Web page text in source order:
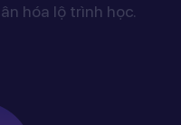
hóa lộ trình học.